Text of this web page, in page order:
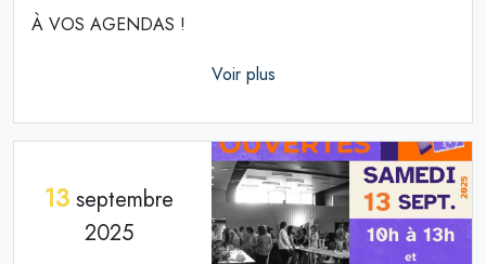
À VOS AGENDAS !
Voir plus
13 septembre
2025